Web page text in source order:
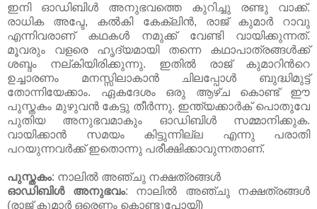
ഇനി ഓഡിബിള്‍ അനുഭവത്തെ കുറിച്ചു രണ്ടു വാക്ക്.
രാധിക അപ്ടേ, കല്‍കി കേക്ലിന്‍, രാജ് കുമാര്‍ റാവു
എന്നിവരാണ് കഥകള്‍ നമുക്ക് വേണ്ടി വായിക്കുന്നത്.
മൂവരും വളരെ ഹൃദ്യമായി തന്നെ കഥാപാത്രങ്ങള്‍ക്ക്
ശബ്ദം നല്കിയിരിക്കുന്നു. ഇതില്‍ രാജ് കുമാറിന്‍റെ
ഉച്ചാരണം മനസ്സിലാകാന്‍ ചിലപ്പോള്‍ ബുദ്ധിമുട്ട്
തോന്നിയേക്കാം. ഏകദേശം ഒരു ആഴ്ച കൊണ്ട് ഈ
പുസ്തകം മുഴുവന്‍ കേട്ടു തീര്‍ന്നു. ഇന്ത്യക്കാര്‍ക് പൊതുവേ
പുതിയ അനുഭവമാകും ഓഡിബിള്‍ സമ്മാനിക്കുക.
വായിക്കാന്‍ സമയം കിട്ടുന്നില്ല എന്നു പരാതി
പറയുന്നവര്‍ക്ക് ഇതൊന്നു പരീക്ഷിക്കാവുന്നതാണ്.
പുസ്തകം: നാലില്‍ അഞ്ചു നക്ഷത്രങ്ങള്‍
ഓഡിബിള്‍ അനുഭവം: നാലില്‍ അഞ്ചു നക്ഷത്രങ്ങള്‍
(രാജ് കുമാര്‍ ഒരെണ്ണം കൊണ്ടുപോയി)